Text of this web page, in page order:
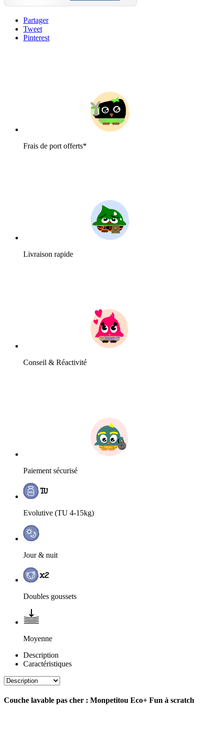
Partager
Tweet
Pinterest
Frais de port offerts*
Livraison rapide
Conseil & Réactivité
Paiement sécurisé
Evolutive (TU 4-15kg)
Jour & nuit
Doubles goussets
Moyenne
Description
Caractéristiques
Couche lavable pas cher : Monpetitou Eco+ Fun à scratch